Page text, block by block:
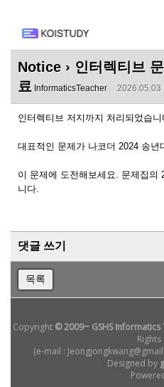
Notice › 인터렉티브
료 InformaticsTeacher 2026.05.03
인터렉티브 저지까지 처리되었습니
대표적인 문제가 나코더 2024 송
이 문제에 도전해보세요. 문제집의
니다.
댓글 쓰기
목록
Copyright © 2009~ GSHS
Rights
(e-mail :
Designed by